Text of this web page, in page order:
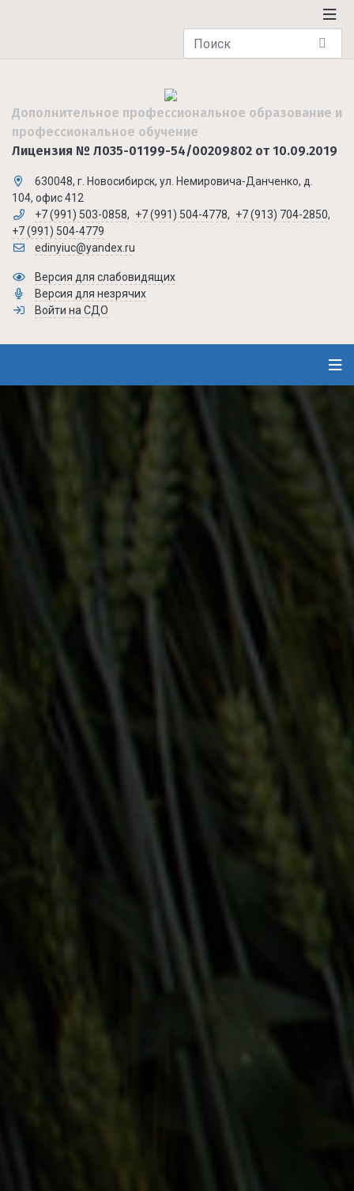
Дополнительное профессиональное образование и
профессиональное обучение
Лицензия № Л035-01199-54/00209802 от 10.09.2019
630048, г. Новосибирск, ул. Немировича-Данченко, д.
104, офис 412
+7 (991) 503-0858, +7 (991) 504-4778, +7 (913) 704-2850,
+7 (991) 504-4779
edinyiuc@yandex.ru
Версия для слабовидящих
Версия для незрячих
Войти на СДО